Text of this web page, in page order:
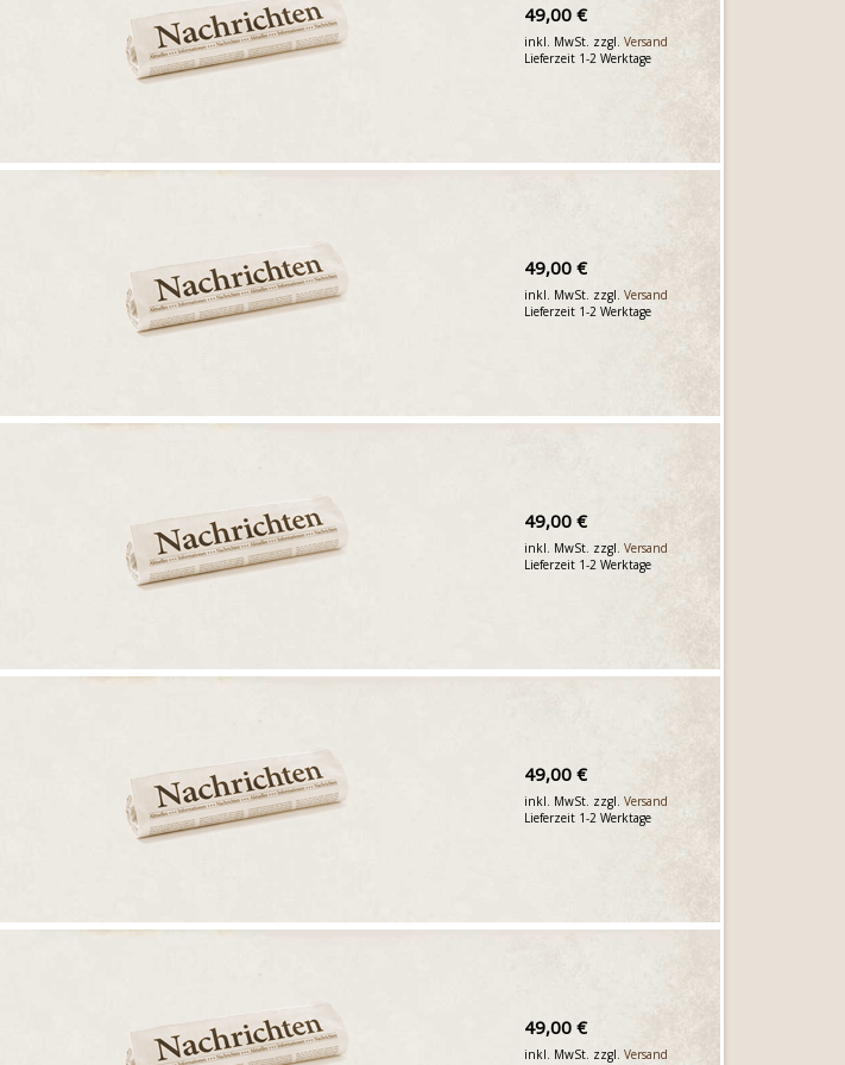
49,00 €
inkl. MwSt. zzgl.Versand
Lieferzeit 1-2 Werktage
49,00 €
inkl. MwSt. zzgl.Versand
Lieferzeit 1-2 Werktage
49,00 €
inkl. MwSt. zzgl.Versand
Lieferzeit 1-2 Werktage
49,00 €
inkl. MwSt. zzgl.Versand
Lieferzeit 1-2 Werktage
49,00 €
inkl. MwSt. zzgl.Versand